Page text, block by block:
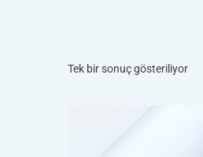
Tek bir sonuç gösteriliyor